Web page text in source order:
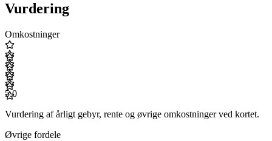
Vurdering
Omkostninger
5.0
Vurdering af årligt gebyr, rente og øvrige omkostninger ved kortet.
Øvrige fordele